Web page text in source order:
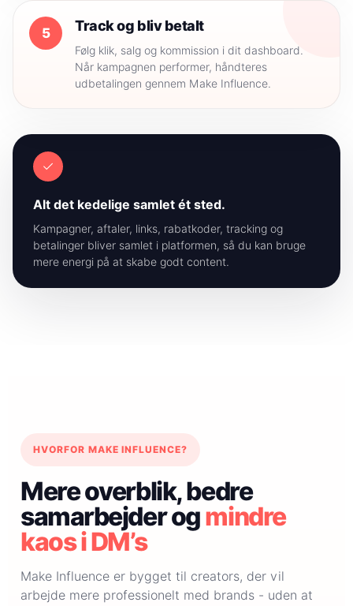
5 Track og bliv betalt
Følg klik, salg og kommission i dit dashboard.
Når kampagnen performer, håndteres
udbetalingen gennem Make Influence.
✓
Alt det kedelige samlet ét sted.
Kampagner, aftaler, links, rabatkoder, tracking og
betalinger bliver samlet i platformen, så du kan bruge
mere energi på at skabe godt content.
HVORFOR MAKE INFLUENCE?
Mere overblik, bedre
samarbejder ogmindre
kaos i DM’s
Make Influence er bygget til creators, der vil
arbejde mere professionelt med brands - uden at